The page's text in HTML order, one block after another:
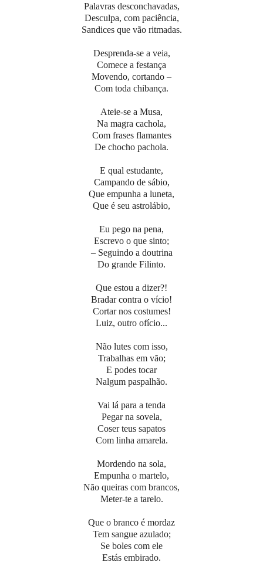
Palavras desconchavadas,
Desculpa, com paciência,
Sandices que vão ritmadas.
Desprenda-se a veia,
Comece a festança
Movendo, cortando –
Com toda chibança.
Ateie-se a Musa,
Na magra cachola,
Com frases flamantes
De chocho pachola.
E qual estudante,
Campando de sábio,
Que empunha a luneta,
Que é seu astrolábio,
Eu pego na pena,
Escrevo o que sinto;
– Seguindo a doutrina
Do grande Filinto.
Que estou a dizer?!
Bradar contra o vício!
Cortar nos costumes!
Luiz, outro ofício...
Não lutes com isso,
Trabalhas em vão;
E podes tocar
Nalgum paspalhão.
Vai lá para a tenda
Pegar na sovela,
Coser teus sapatos
Com linha amarela.
Mordendo na sola,
Empunha o martelo,
Não queiras com brancos,
Meter-te a tarelo.
Que o branco é mordaz
Tem sangue azulado;
Se boles com ele
Estás embirado.